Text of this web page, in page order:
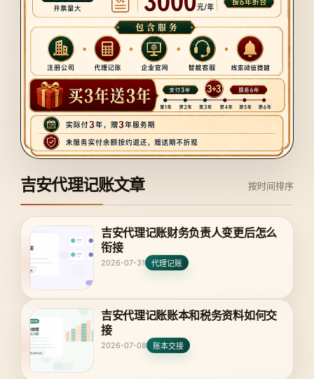
吉安代理记账文章 按时间排序
吉安代理记账财务负责人变更后怎么
衔接
2026-07-31 代理记账
吉安代理记账账本和税务资料如何交
接
2026-07-08 账本交接